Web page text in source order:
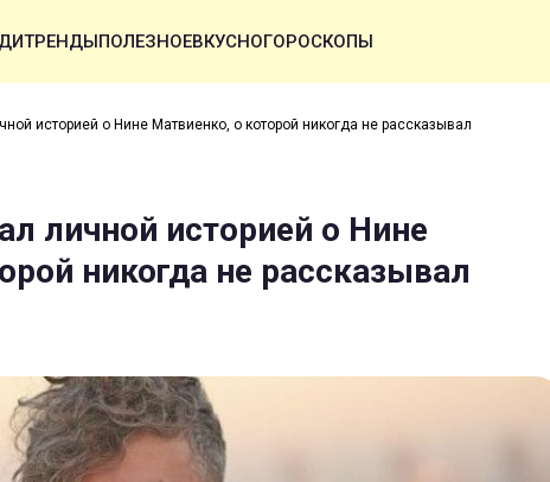
ТРЕНДЫПОЛЕЗНОЕВКУСНОГОРОСКОПЫ
историей о Нине Матвиенко, о которой никогда не рассказывал
личной историей о Нине
никогда не рассказывал